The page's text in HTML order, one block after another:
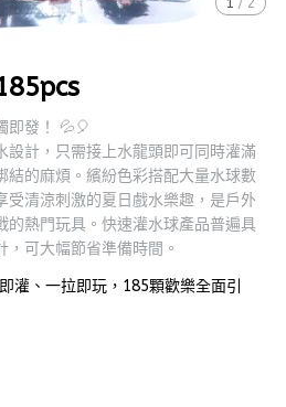
即發！ 💦🎈
設計，只需接上水龍頭即可同時灌滿
結的麻煩。繽紛色彩搭配大量水球數
受清涼刺激的夏日戲水樂趣，是戶外
的熱門玩具。快速灌水球產品普遍具
可大幅節省準備時間。
灌、一拉即玩，185顆歡樂全面引